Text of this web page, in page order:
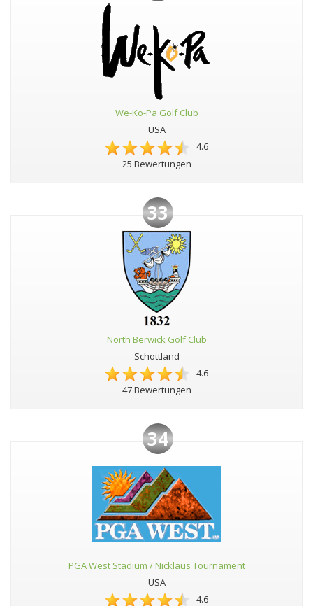
We-Ko-Pa Golf Club
USA
4.6
25 Bewertungen
33
North Berwick Golf Club
Schottland
4.6
47 Bewertungen
34
PGA West Stadium / Nicklaus Tournament
USA
4.6